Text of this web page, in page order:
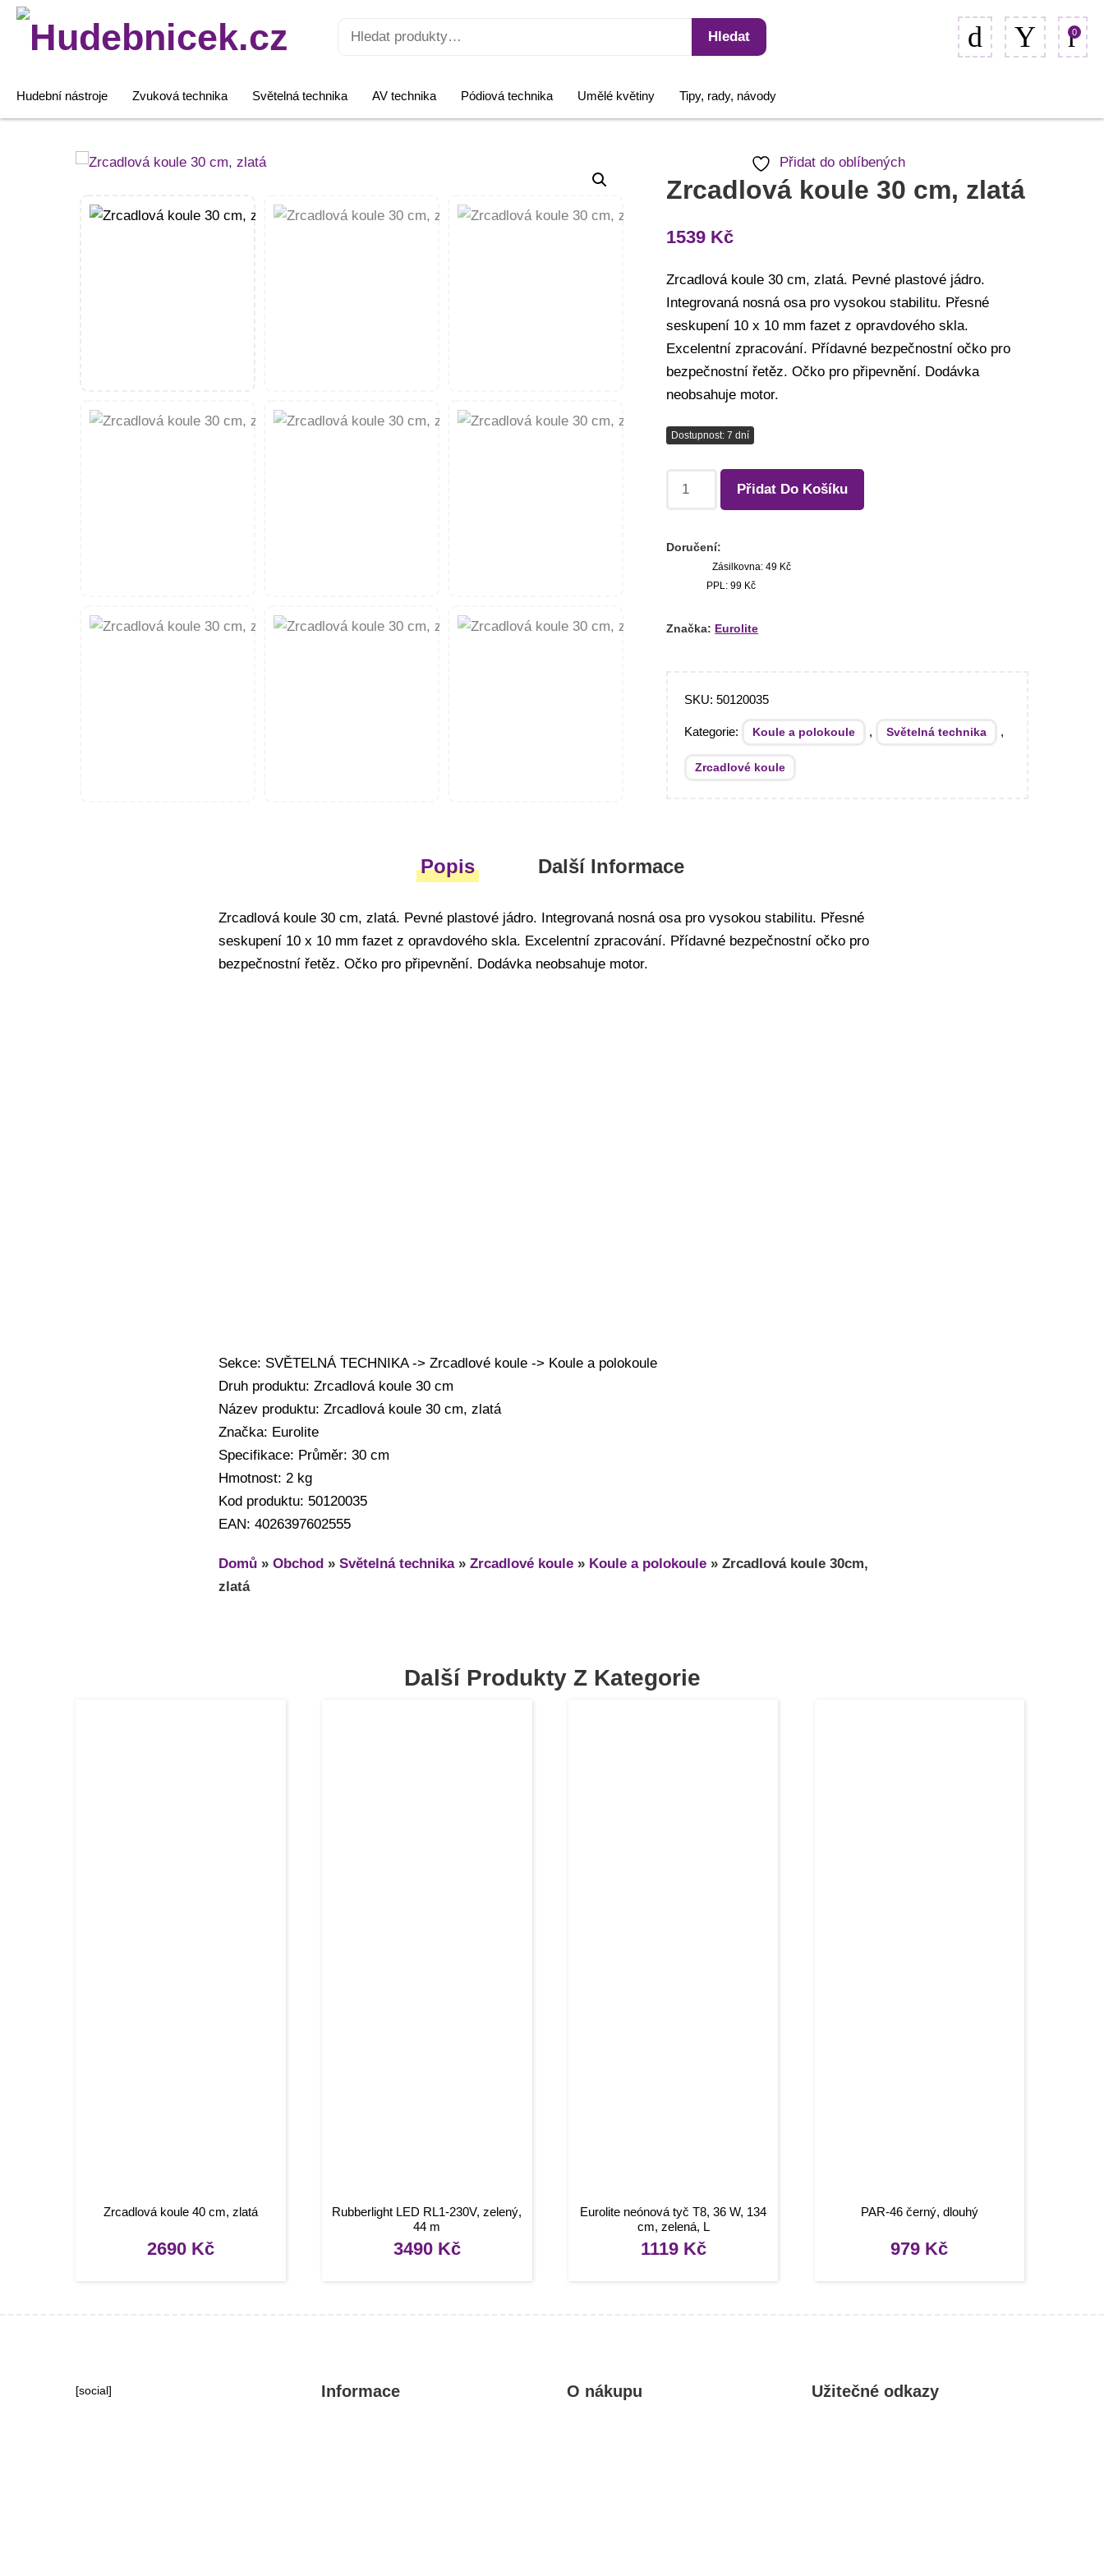
Hledat:
Hledat 0
Hudební nástroje Zvuková technika Světelná technika AV technika Pódiová technika Umělé květiny Tipy, rady, návody
Přidat do oblíbených
Zrcadlová koule 30 cm, zlatá
1539 Kč
Zrcadlová koule 30 cm, zlatá. Pevné plastové jádro.
Integrovaná nosná osa pro vysokou stabilitu. Přesné
seskupení 10 x 10 mm fazet z opravdového skla.
Excelentní zpracování. Přídavné bezpečnostní očko pro
bezpečnostní řetěz. Očko pro připevnění. Dodávka
neobsahuje motor.
Dostupnost: 7 dní
Zrcadlová
30
Přidat Do Košíku
Doručení:
Zásilkovna: 49 Kč
PPL: 99 Kč
Značka: Eurolite
SKU:50120035
Kategorie: Koule a polokoule , Světelná technika ,
Zrcadlové koule
Popis Další Informace
Zrcadlová koule 30 cm, zlatá. Pevné plastové jádro. Integrovaná nosná osa pro vysokou stabilitu. Přesné
seskupení 10 x 10 mm fazet z opravdového skla. Excelentní zpracování. Přídavné bezpečnostní očko pro
bezpečnostní řetěz. Očko pro připevnění. Dodávka neobsahuje motor.
Sekce: SVĚTELNÁ TECHNIKA -> Zrcadlové koule -> Koule a polokoule
Druh produktu: Zrcadlová koule 30 cm
Název produktu: Zrcadlová koule 30 cm, zlatá
Značka: Eurolite
Specifikace: Průměr: 30 cm
Hmotnost: 2 kg
Kod produktu: 50120035
EAN: 4026397602555
Domů » Obchod » Světelná technika» Zrcadlové koule » Koule a polokoule » Zrcadlová koule 30cm,
zlatá
Další Produkty Z Kategorie
Zrcadlová koule 40 cm, zlatá
2690 Kč
Rubberlight LED RL1-230V, zelený,
44 m
3490 Kč
Eurolite neónová tyč T8, 36 W, 134
cm, zelená, L
1119 Kč
PAR-46 černý, dlouhý
979 Kč
[social] Informace O nákupu Užitečné odkazy